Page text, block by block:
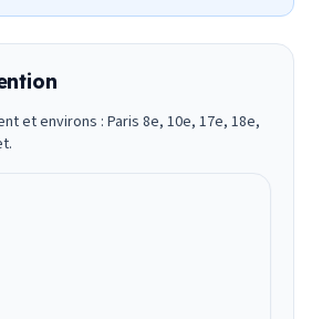
et environs : Paris 8e, 10e, 17e, 18e,